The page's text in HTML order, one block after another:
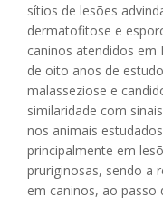
sítios de lesões
dermatofitose e
caninos atendidos em
de oito anos de
malasseziose e
similaridade com
nos animais
principalmente em
pruriginosas, sendo a
em caninos, ao